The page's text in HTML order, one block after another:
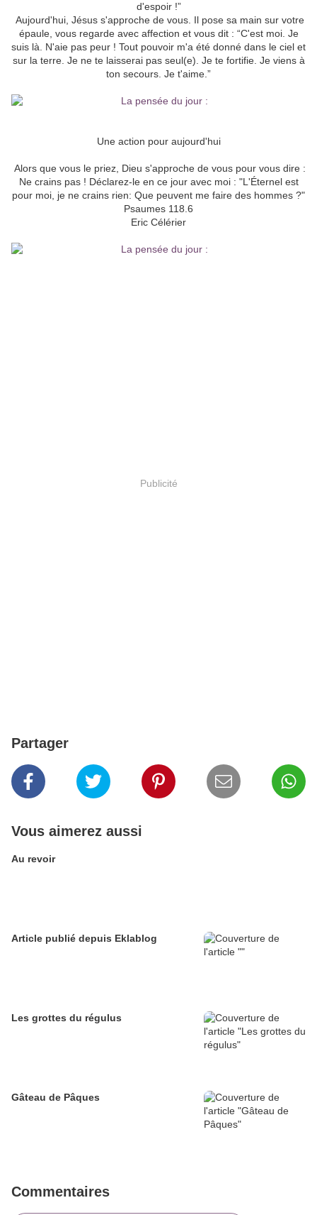
d'espoir !”
Aujourd'hui, Jésus s'approche de vous. Il pose sa main sur votre
épaule, vous regarde avec affection et vous dit : “C'est moi. Je
suis là. N'aie pas peur ! Tout pouvoir m'a été donné dans le ciel et
sur la terre. Je ne te laisserai pas seul(e). Je te fortifie. Je viens à
ton secours. Je t'aime.”
Une action pour aujourd'hui
Alors que vous le priez, Dieu s'approche de vous pour vous dire :
Ne crains pas ! Déclarez-le en ce jour avec moi : "L'Éternel est
pour moi, je ne crains rien: Que peuvent me faire des hommes ?"
Psaumes 118.6
Eric Célérier
Publicité
Partager
Vous aimerez aussi
Au revoir
Article publié depuis Eklablog
Les grottes du régulus
Gâteau de Pâques
Commentaires